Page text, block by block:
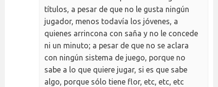
títulos, a pesar de que no le gusta ningún
jugador, menos todavía los jóvenes, a
quienes arrincona con saña y no le concede
ni un minuto; a pesar de que no se aclara
con ningún sistema de juego, porque no
sabe a lo que quiere jugar, si es que sabe
algo, porque sólo tiene flor, etc, etc, etc